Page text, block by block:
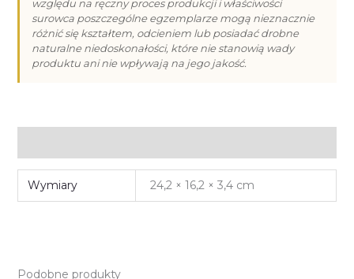
(180g)
względu na ręczny proces produkcji i właściwości
surowca poszczególne egzemplarze mogą nieznacznie
różnić się kształtem, odcieniem lub posiadać drobne
naturalne niedoskonałości, które nie stanowią wady
produktu ani nie wpływają na jego jakość.
Wymiary 24,2 × 16,2 × 3,4 cm
Podobne produkty